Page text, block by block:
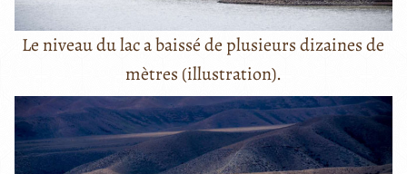
Le niveau du lac a baissé de plusieurs dizaines de
mètres (illustration).